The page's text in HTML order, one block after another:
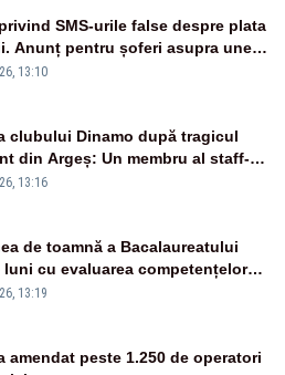
SMS-urile false despre plata
Anunț pentru șoferi asupra unei
de fraudă online
13:10
clubului Dinamo după tragicul
din Argeș: Un membru al staff-
a murit, antrenorul Adrian
13:16
de toamnă a Bacalaureatului
luni cu evaluarea competențelor
Limba română
13:19
amendat peste 1.250 de operatori